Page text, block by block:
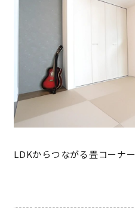
LDKからつながる畳コーナー